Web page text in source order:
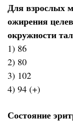
Для взрослых
ожирения
окружности
1) 86
2) 80
3) 102
4) 94 (+)
Состояние